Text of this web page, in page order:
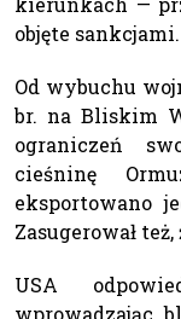
objęte sankcjami.
Od wybuchu
br. na Bliskim
ograniczeń
cieśninę
eksportowano
Zasugerował
USA
wprowadzając